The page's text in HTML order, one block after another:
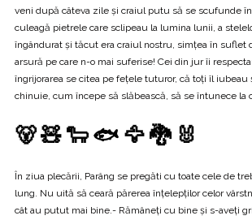
veni după câteva zile și craiul putu să se scufunde
culeagă pietrele care sclipeau la lumina lunii, a
îngândurat și tăcut era craiul nostru, simțea în suflet
arsură pe care n-o mai suferise! Cei din jur îi
îngrijorarea se citea pe fețele tuturor, că toți îl iubeau
chinuie, cum începe să slăbească, să se întunece la
🐻 🧸 🐑 🐟 🦅 🐉 🐰
În ziua plecării, Parâng se pregăti cu toate cele de
lung. Nu uită să ceară părerea înțelepților celor
cât au putut mai bine.- Rămâneți cu bine și s-aveți